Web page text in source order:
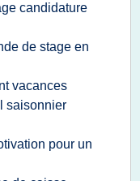
candidature
de stage en
vacances
saisonnier
pour un